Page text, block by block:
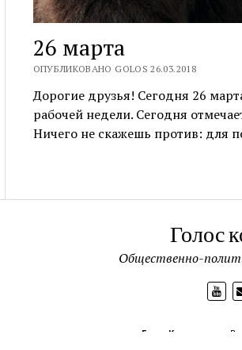
26 марта
ОПУБЛИКОВАНО GOLOS 26.03.2018
Дорогие друзья! Сегодня 26
рабочей недели. Сегодня
Ничего не скажешь против: для
Голос
Общественно-
Голос Кольчугинца